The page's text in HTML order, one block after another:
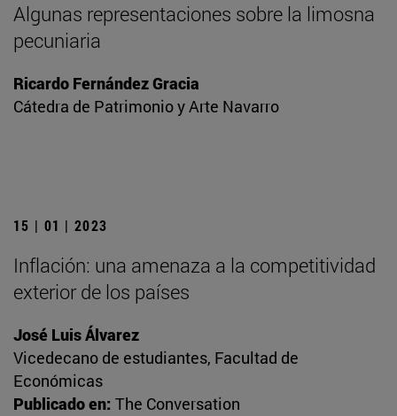
Algunas representaciones sobre la limosna
pecuniaria
Ricardo Fernández Gracia
Cátedra de Patrimonio y Arte Navarro
15 | 01 | 2023
Inflación: una amenaza a la competitividad
exterior de los países
José Luis Álvarez
Vicedecano de estudiantes, Facultad de
Económicas
Publicado en: The Conversation